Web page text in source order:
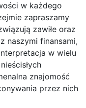
w każdego
zapraszamy
zawiłe oraz
naszymi finansami,
w wielu
znajomość
przez nich